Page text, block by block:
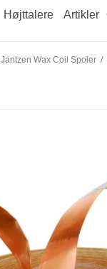
Højttalere Artikler
Jantzen Wax Coil Spoler /